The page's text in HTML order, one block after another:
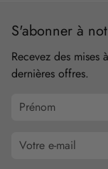
S'abonner à
Recevez des mises
dernières offres.